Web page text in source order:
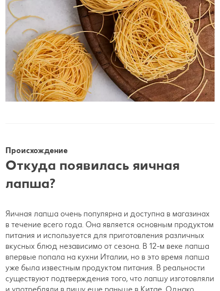
Происхождение
Откуда появилась яичная
лапша?
Яичная лапша очень популярна и доступна в магазинах
в течение всего года. Она является основным продуктом
питания и используется для приготовления различных
вкусных блюд независимо от сезона. В 12-м веке лапша
впервые попала на кухни Италии, но в это время лапша
уже была известным продуктом питания. В реальности
существуют подтверждения того, что лапшу изготовляли